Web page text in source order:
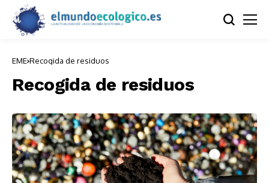
EME Recogida de residuos
Recogida de residuos